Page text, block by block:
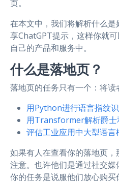
页。
在本文中，我们将解析什么
享ChatGPT提示，这样你就
自己的产品和服务中。
什么是落地页？
落地页的任务只有一个：将读
用Python进行语言指纹
用Transformer解析爵士
评估工业应用中大型语
如果有人在查看你的落地页
注意。也许他们是通过社交媒
你的任务是说服他们放心购买